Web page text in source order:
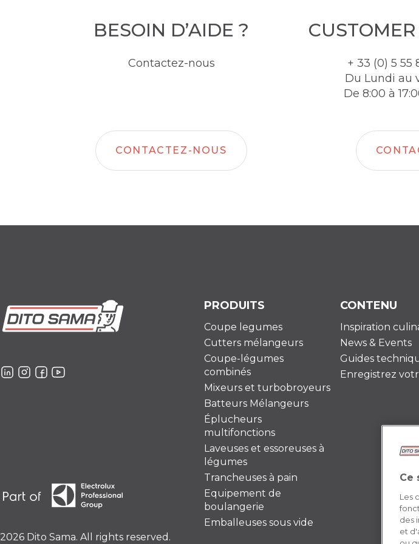
BESOIN D’AIDE ?
Contactez-nous
CONTACTEZ-NOUS
+ 33 (0) 5 55
Du Lundi au
De 8:00 à
2026 Dito Sama. All rights reserved.
PRODUITS
Coupe legumes
Cutters mélangeurs
Coupe-légumes
combinés
Mixeurs et turbobroyeurs
Batteurs Mélangeurs
Éplucheurs
multifonctions
Laveuses et essoreuses à
légumes
Trancheuses à pain
Equipement de
boulangerie
Emballeuses sous vide
CONTENU
Inspiration
News & Events
Guides
Enregistrez
Ce
Les
des
et